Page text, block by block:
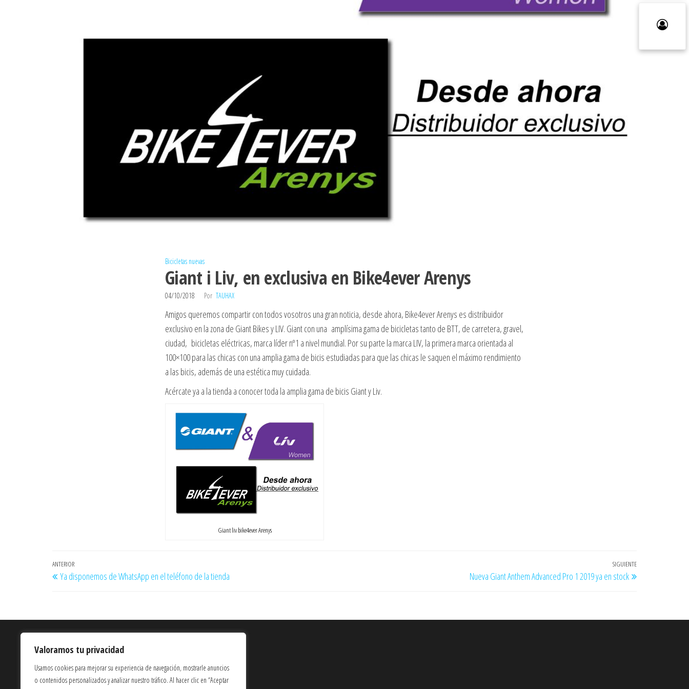
Valoramos tu privacidad
Usamos cookies para mejorar su experiencia de navegación, mostrarle anuncios
o contenidos personalizados y analizar nuestro tráfico. Al hacer clic en “Aceptar
Bicicletas nuevas
Giant i Liv, en exclusiva en Bike4ever Arenys
04/10/2018 Por TAUHAX
Amigos queremos compartir con todos vosotros una gran noticia, desde ahora, Bike4ever Arenys es distribuidor
exclusivo en la zona de Giant Bikes y LIV. Giant con una amplísima gama de bicicletas tanto de BTT, de carretera, gravel,
ciudad, bicicletas eléctricas, marca líder nº1 a nivel mundial. Por su parte la marca LIV, la primera marca orientada al
100×100 para las chicas con una amplia gama de bicis estudiadas para que las chicas le saquen el máximo rendimiento
a las bicis, además de una estética muy cuidada.
Acércate ya a la tienda a conocer toda la amplia gama de bicis Giant y Liv.
Giant liv bike4ever Arenys
Navegación
de
Entrada
anterior
ANTERIOR
Ya disponemos de WhatsApp en el teléfono de la tienda
Entrada
siguiente
SIGUIENTE
Nueva Giant Anthem Advanced Pro 1 2019 ya en stock
Quienes Somos
Términos y Condiciones
Política de Privacidad